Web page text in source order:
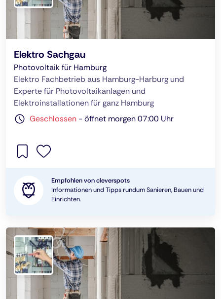
Elektro Sachgau
Photovoltaik für Hamburg
Elektro Fachbetrieb aus Hamburg-Harburg und
Experte für Photovoltaikanlagen und
Elektroinstallationen für ganz Hamburg
Geschlossen -öffnet morgen 07:00 Uhr
Empfohlen von cleverspots
Informationen und Tipps rundum Sanieren, Bauen und
Einrichten.